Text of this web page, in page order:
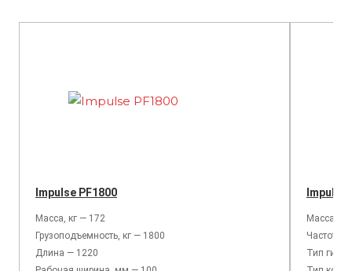
Impulse PF1800
Масса, кг — 172
Грузоподъемность, кг — 1800
Длина — 1220
Масса, кг
Частота
Тип